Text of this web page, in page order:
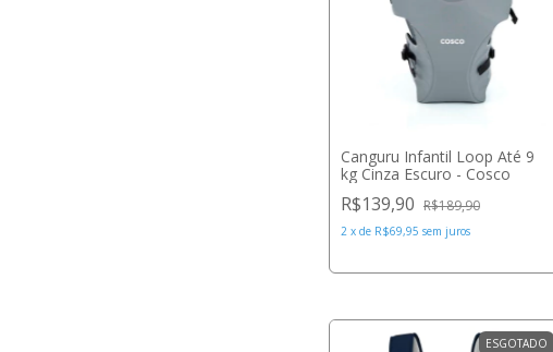
Canguru Infantil Loop Até 9
kg Cinza Escuro - Cosco
R$139,90 R$189,90
2 x de R$69,95 sem juros
ESGOTADO